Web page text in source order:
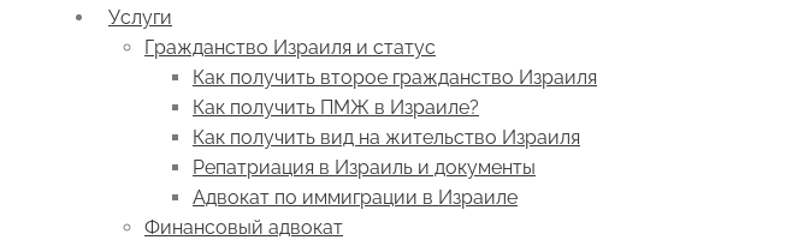
Услуги
Гражданство Израиля и статус
Как получить второе гражданство Израиля
Как получить ПМЖ в Израиле?
Как получить вид на жительство Израиля
Репатриация в Израиль и документы
Адвокат по иммиграции в Израиле
Финансовый адвокат